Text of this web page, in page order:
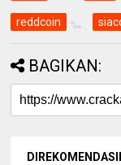
reddcoin
BAGIKAN: